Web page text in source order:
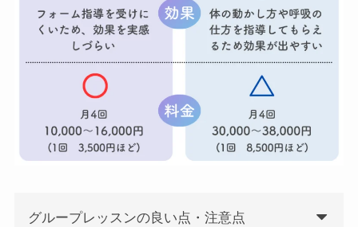
グループレッスンの良い点・注意点